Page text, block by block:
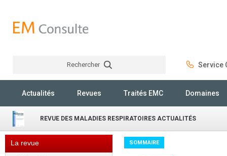
Rechercher Service
Actualités Revues Traités EMC Domaines
REVUE DES MALADIES RESPIRATOIRES ACTUALITÉS
La revue SOMMAIRE